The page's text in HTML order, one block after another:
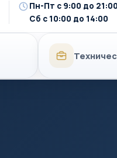
Время
работы
Пн-Пт с 9:00 до 21:00
Сб с 10:00 до 14:00